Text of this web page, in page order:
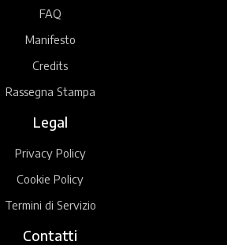
FAQ
Manifesto
Credits
Rassegna Stampa
Legal
Privacy Policy
Cookie Policy
Termini di Servizio
Contatti